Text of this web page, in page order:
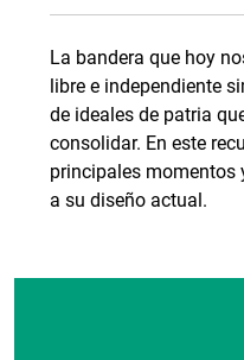
La bandera que hoy
libre e independiente
de ideales de patria
consolidar. En este
principales momentos
a su diseño actual.